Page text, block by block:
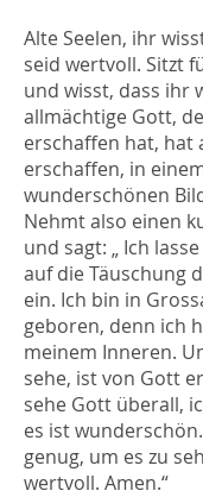
Alte Seelen, ihr
seid wertvoll. Sitzt
und wisst, dass ihr
allmächtige Gott,
erschaffen hat, hat
erschaffen, in
wunderschönen
Nehmt also einen
und sagt: „ Ich
auf die Täuschung
ein. Ich bin in
geboren, denn ich
meinem Inneren.
sehe, ist von Gott
sehe Gott überall,
es ist
genug, um es zu
wertvoll. Amen.“